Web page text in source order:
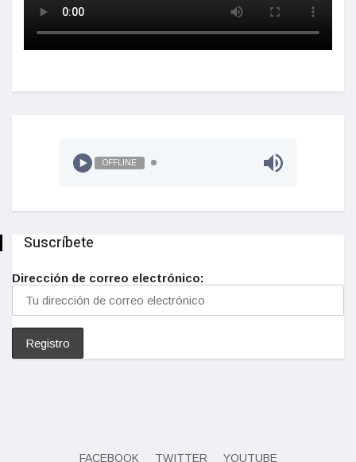
OFFLINE
Suscríbete
Dirección de correo electrónico:
FACEBOOK TWITTER YOUTUBE